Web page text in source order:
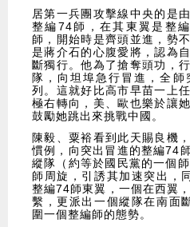
居第一兵團攻擊線中央的是
整編74師，在其東翼是整
師，開始時是齊頭並進，勢
是蔣介石的心腹愛將，認為
斷獨行。他為了搶奪頭功，
隊，向坦埠急行冒進，全
列。這就好比高市早苗一上
極右轉向，美、歐也樂於讓
鼓勵她跳出來挑戰中國。
陳毅、粟裕看到此天賜良機
慣例，向突出冒進的整編74
縱隊（約等於國民黨的一個
師周旋，引誘其加速突出，
整編74師東翼，一個在西翼
繫，更派出一個縱隊在南面
圍一個整編師的態勢。